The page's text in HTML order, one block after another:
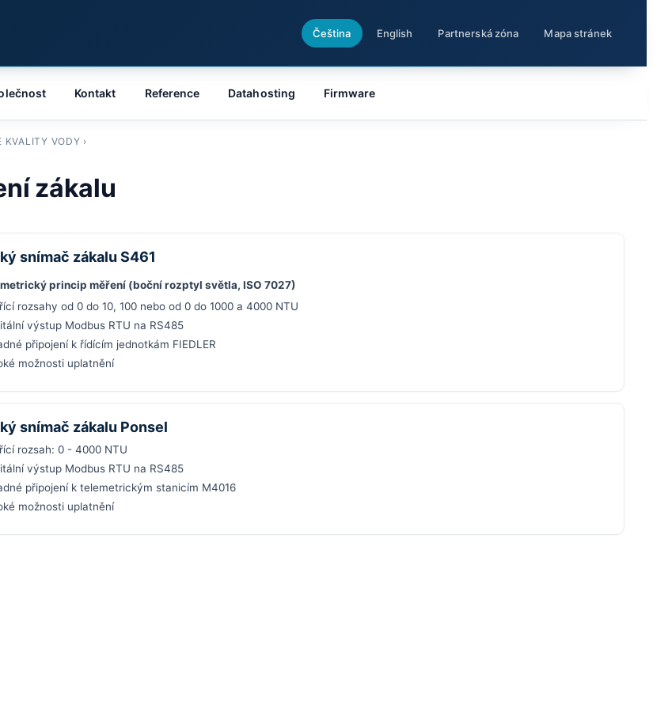
Čeština English Partnerská zóna Mapa stránek
KVALITY VODY ›
zákalu
snímač zákalu S461
princip měření (boční rozptyl světla, ISO 7027)
rozsahy od 0 do 10, 100 nebo od 0 do 1000 a 4000 NTU
výstup Modbus RTU na RS485
připojení k řídícím jednotkám FIEDLER
možnosti uplatnění
snímač zákalu Ponsel
rozsah: 0 - 4000 NTU
výstup Modbus RTU na RS485
připojení k telemetrickým stanicím M4016
možnosti uplatnění
Kontakt Reference Datahosting Firmware